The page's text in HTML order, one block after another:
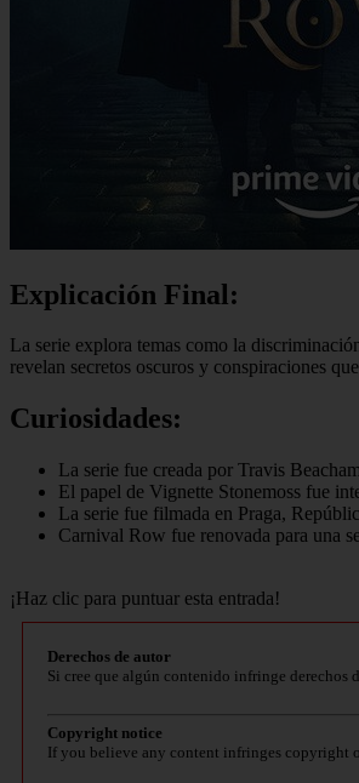
Explicación Final:
La serie explora temas como la
revelan secretos oscuros y conspiraciones
Curiosidades:
La serie fue creada por Travis
El papel de Vignette Stonemoss fue
La serie fue filmada en Praga,
Carnival Row fue renovada para una
¡Haz clic para puntuar esta entrada!
Derechos de autor
Si cree que algún contenido infringe derechos
Copyright notice
If you believe any content infringes copyright